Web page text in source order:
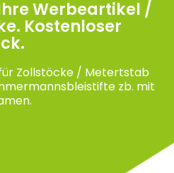
Werbeartikel /
Kostenloser
Zollstöcke / Metertstab
zb. mit